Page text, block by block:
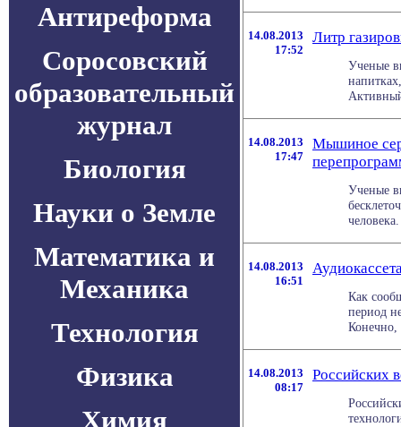
Антиреформа
Соросовский
образовательный
журнал
Биология
Науки о Земле
Математика и
Механика
Технология
Физика
Химия
14.08.2013
17:52
Литр
Ученые
14.08.2013
17:47
Мышиное
Ученые
14.08.2013
16:51
Как
период
Конечно,
14.08.2013
08:17
Российских